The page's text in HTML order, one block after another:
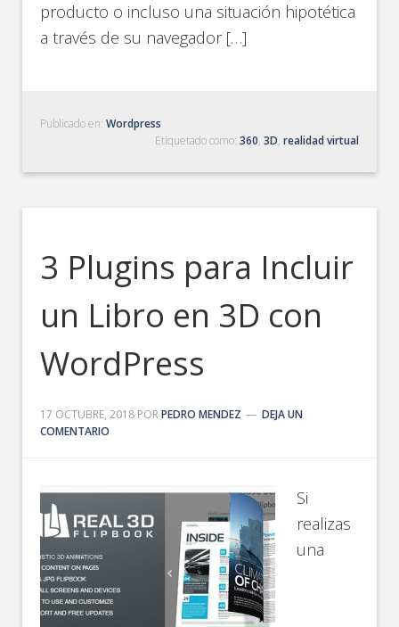
producto o incluso una situación hipotética
a través de su navegador […]
Publicado en:Wordpress
Etiquetado como: 360, 3D, realidad virtual
3 Plugins para Incluir
un Libro en 3D con
WordPress
17 OCTUBRE, 2018 PORPEDRO MENDEZ
DEJA UN
COMENTARIO
Si
realizas
una